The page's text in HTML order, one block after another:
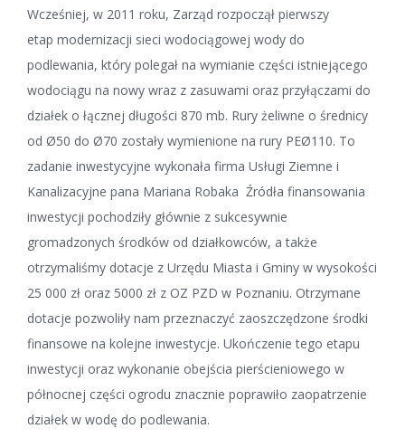
Wcześniej, w 2011 roku, Zarząd rozpoczął pierwszy
etap modernizacji sieci wodociągowej wody do
podlewania, który polegał na wymianie części istniejącego
wodociągu na nowy wraz z zasuwami oraz przyłączami do
działek o łącznej długości 870 mb. Rury żeliwne o średnicy
od Ø50 do Ø70 zostały wymienione na rury PEØ110. To
zadanie inwestycyjne wykonała firma Usługi Ziemne i
Kanalizacyjne pana Mariana Robaka Źródła finansowania
inwestycji pochodziły głównie z sukcesywnie
gromadzonych środków od działkowców, a także
otrzymaliśmy dotacje z Urzędu Miasta i Gminy w wysokości
25 000 zł oraz 5000 zł z OZ PZD w Poznaniu. Otrzymane
dotacje pozwoliły nam przeznaczyć zaoszczędzone środki
finansowe na kolejne inwestycje. Ukończenie tego etapu
inwestycji oraz wykonanie obejścia pierścieniowego w
północnej części ogrodu znacznie poprawiło zaopatrzenie
działek w wodę do podlewania.